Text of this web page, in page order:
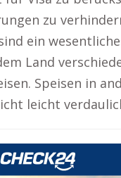
zu
ein
Land
Speisen in
leicht